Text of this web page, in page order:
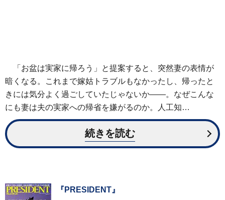
「お盆は実家に帰ろう」と提案すると、突然妻の表情が
暗くなる。これまで嫁姑トラブルもなかったし、帰ったと
きには気分よく過ごしていたじゃないか――。なぜこんな
にも妻は夫の実家への帰省を嫌がるのか。人工知…
続きを読む
『PRESIDENT』